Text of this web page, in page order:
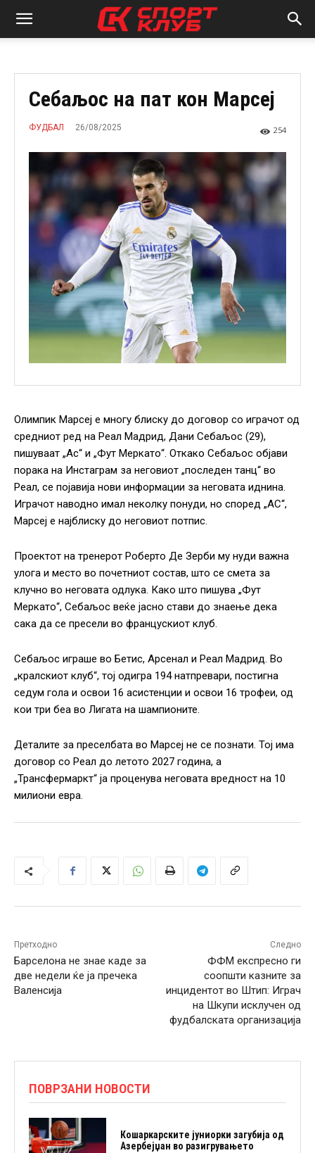
Себаљос на пат кон Марсеј
ФУДБАЛ 26/08/2025 254
Олимпик Марсеј е многу блиску до договор со играчот од
средниот ред на Реал Мадрид, Дани Себаљос (29),
пишуваат „Ас“ и „Фут Меркато“. Откако Себаљос објави
порака на Инстаграм за неговиот „последен танц“ во
Реал, се појавија нови информации за неговата иднина.
Играчот наводно имал неколку понуди, но според „АС“,
Марсеј е најблиску до неговиот потпис.
Проектот на тренерот Роберто Де Зерби му нуди важна
улога и место во почетниот состав, што се смета за
клучно во неговата одлука. Како што пишува „Фут
Меркато“, Себаљос веќе јасно стави до знаење дека
сака да се пресели во францускиот клуб.
Себаљос играше во Бетис, Арсенал и Реал Мадрид. Во
„кралскиот клуб“, тој одигра 194 натпревари, постигна
седум гола и освои 16 асистенции и освои 16 трофеи, од
кои три беа во Лигата на шампионите.
Деталите за преселбата во Марсеј не се познати. Тој има
договор со Реал до летото 2027 година, а
„Трансфермаркт“ ја проценува неговата вредност на 10
милиони евра.
Претходно
Барселона не знае каде за
две недели ќе ја пречека
Валенсија
Следно
ФФМ експресно ги
соопшти казните за
инцидентот во Штип: Играч
на Шкупи исклучен од
фудбалската организација
ПОВРЗАНИ НОВОСТИ
Кошаркарските јуниорки загубија од
Азербејџан во разигрувањето